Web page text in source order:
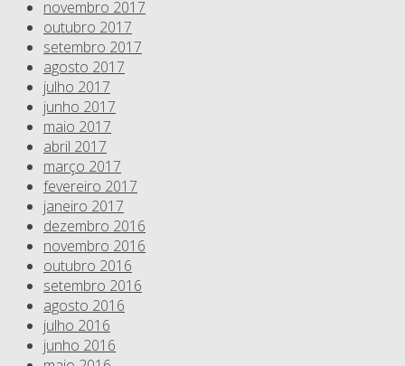
novembro 2017
outubro 2017
setembro 2017
agosto 2017
julho 2017
junho 2017
maio 2017
abril 2017
março 2017
fevereiro 2017
janeiro 2017
dezembro 2016
novembro 2016
outubro 2016
setembro 2016
agosto 2016
julho 2016
junho 2016